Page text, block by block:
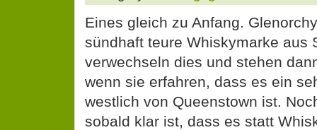
Eines gleich zu Anfang.
sündhaft teure Whiskymarke aus
verwechseln dies und stehen
wenn sie erfahren, dass es ein
westlich von Queenstown ist.
sobald klar ist, dass es statt